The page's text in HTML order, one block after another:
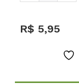
R$ 5,95